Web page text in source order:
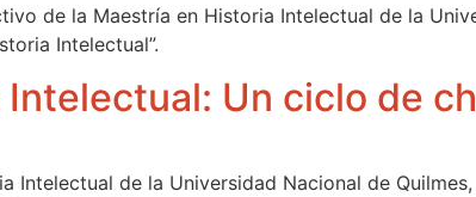
de la Maestría en Historia Intelectual de la
Intelectual”.
Un ciclo de
Intelectual de la Universidad Nacional de